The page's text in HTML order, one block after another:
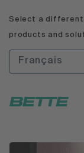
Select a different
products and
Français